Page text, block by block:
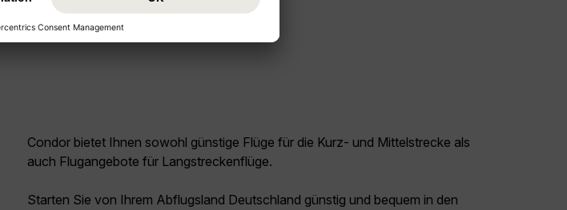
Condor bietet Ihnen sowohl günstige Flüge für die Kurz- und Mittelstrecke als
auch Flugangebote für Langstreckenflüge.
Starten Sie von Ihrem Abflugsland Deutschland günstig und bequem in den